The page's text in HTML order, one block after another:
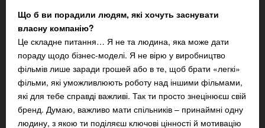
Що б ви порадили людям, які хочуть заснувати
власну компанію?
Це складне питання… Я не та людина, яка може дати
пораду щодо бізнес-моделі. Я не вірю у виробництво
фільмів лише заради грошей або в те, щоб брати «легкі»
фільми, які уможливлюють роботу над іншими фільмами,
які для тебе справді важливі. Так ти просто знецінюєш свій
бренд. Думаю, важливо мати спільників – принаймні одну
людину, з якою ти поділяєш ключові цінності й мотивацію